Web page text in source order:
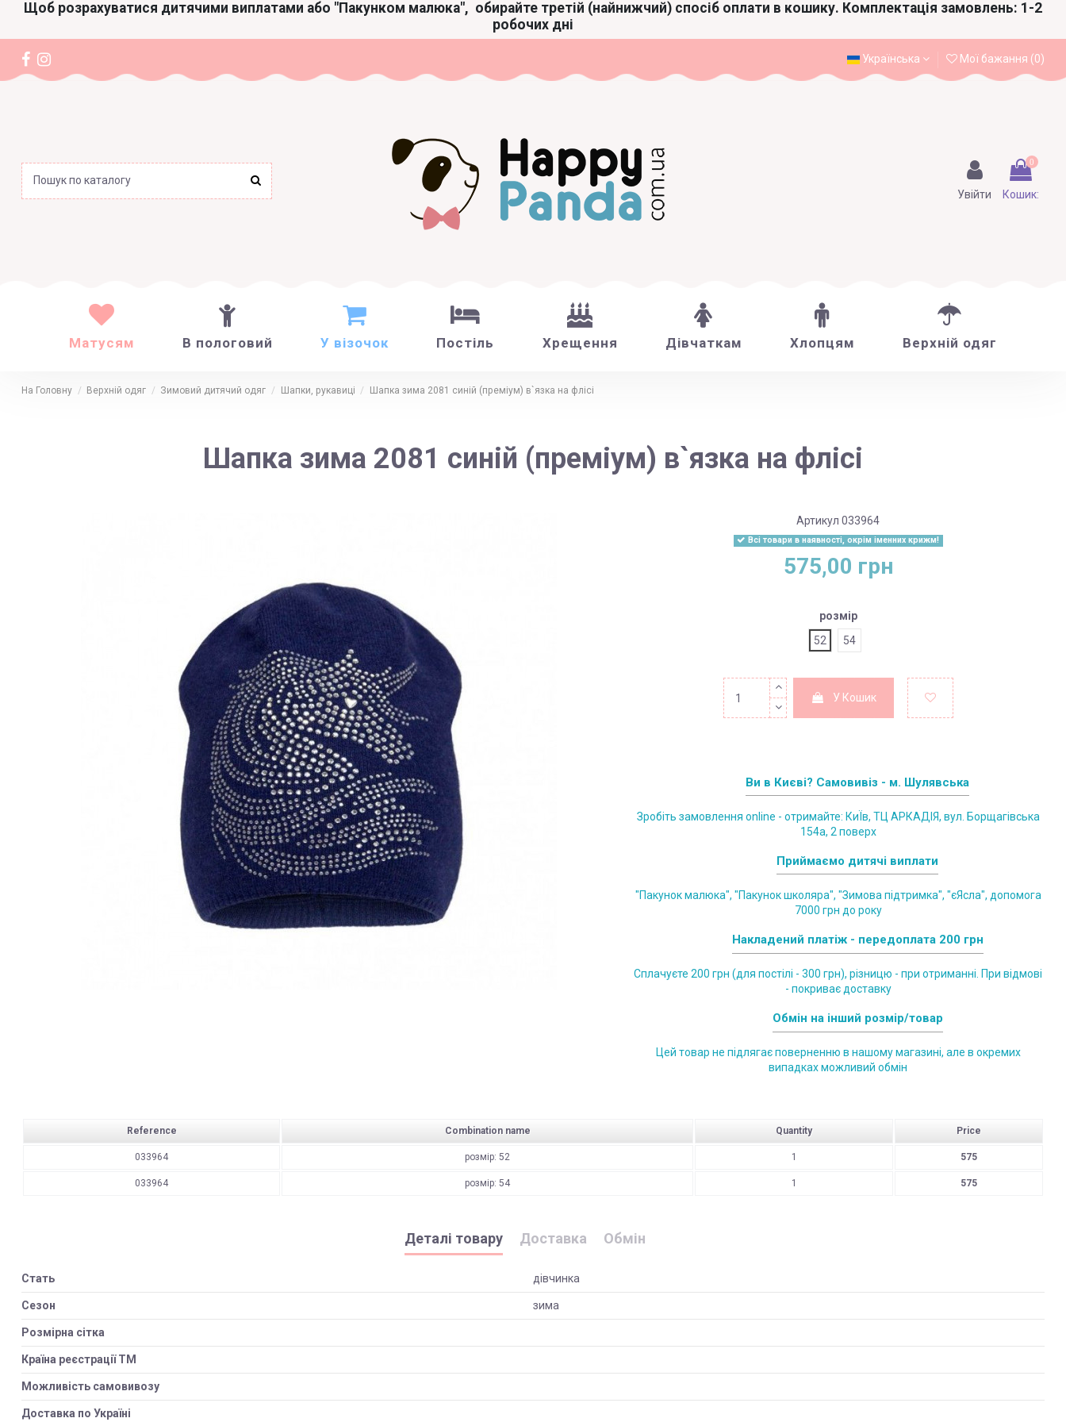
Щоб розрахуватися дитячими виплатами або "Пакунком малюка", обирайте третій (найнижчий) спосіб оплати в кошику. Комплектація замовлень: 1-2
робочих дні
Українська Мої бажання (0)
Увійти
0
Кошик:
Матусям В пологовий У візочок Постіль Хрещення Дівчаткам Хлопцям Верхній одяг
На Головну Верхній одяг Зимовий дитячий одяг Шапки, рукавиці Шапка зима 2081 синій (преміум) в`язка на флісі
Шапка зима 2081 синій (преміум) в`язка на флісі
Артикул 033964
Всі товари в наявності, окрім іменних крижм!
575,00 грн
розмір
52
54
У Кошик
Ви в Києві? Самовивіз - м. Шулявська
Зробіть замовлення online - отримайте: КиЇв, ТЦ АРКАДІЯ, вул. Борщагівська
154а, 2 поверх
Приймаємо дитячі виплати
"Пакунок малюка", "Пакунок школяра", "Зимова підтримка", "єЯсла", допомога
7000 грн до року
Накладений платіж - передоплата 200 грн
Сплачуєте 200 грн (для постілі - 300 грн), різницю - при отриманні. При відмові
- покриває доставку
Обмін на інший розмір/товар
Цей товар не підлягає поверненню в нашому магазині, але в окремих
випадках можливий обмін
Reference Combination name Quantity Price
033964 розмір: 52 1 575
033964 розмір: 54 1 575
Деталі товару Доставка Обмін
Стать дівчинка
Сезон зима
Розмірна сітка
Країна реєстрації ТМ
Можливість самовивозу
Доставка по Україні